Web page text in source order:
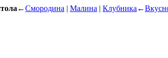
←Смородина | Малина | Клубника ←